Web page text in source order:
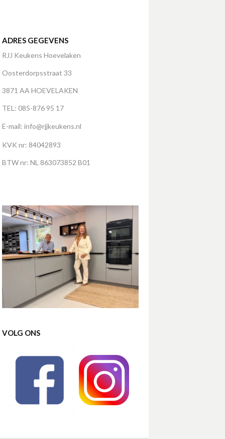
ADRES GEGEVENS
RJJ Keukens Hoevelaken
Oosterdorpsstraat 33
3871 AA HOEVELAKEN
TEL: 085-876 95 17
E-mail: info@rjjkeukens.nl
KVK nr: 84042893
BTW nr: NL 863073852 B01
VOLG ONS